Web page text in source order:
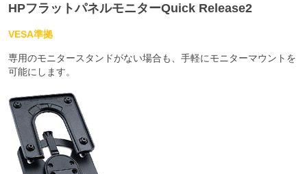
HPフラットパネルモニターQuick Release2
VESA準拠
専用のモニタースタンドがない場合も、手軽にモニターマウントを
可能にします。